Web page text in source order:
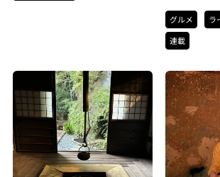
グルメ
ラ
連載